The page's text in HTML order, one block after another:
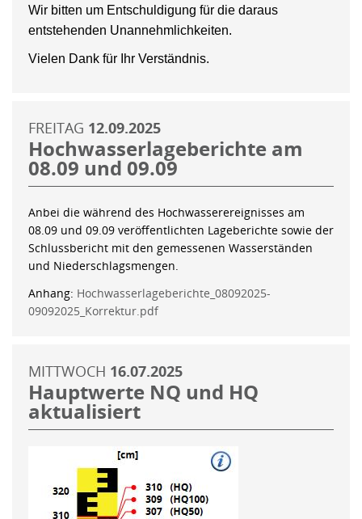
Wir bitten um Entschuldigung für die daraus
entstehenden Unannehmlichkeiten.
Vielen Dank für Ihr Verständnis.
FREITAG 12.09.2025
Hochwasserlageberichte am
08.09 und 09.09
Anbei die während des Hochwasserereignisses am
08.09 und 09.09 veröffentlichten Lageberichte sowie der
Schlussbericht mit den gemessenen Wasserständen
und Niederschlagsmengen.
Anhang: Hochwasserlageberichte_08092025-
09092025_Korrektur.pdf
MITTWOCH 16.07.2025
Hauptwerte NQ und HQ
aktualisiert